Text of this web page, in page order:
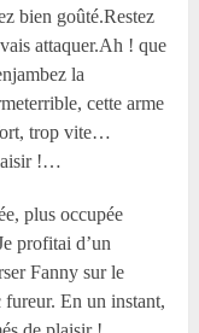
bien goûté.Restez
attaquer.Ah ! que
la
cette arme
trop vite…
!…
plus occupée
profitai d’un
Fanny sur le
fureur. En un instant,